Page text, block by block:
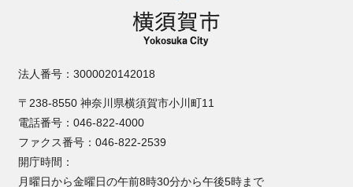
法人番号：3000020142018
〒238-8550 神奈川県横須賀市小川町11
電話番号：046-822-4000
ファクス番号：046-822-2539
開庁時間：
月曜日から金曜日の午前8時30分から午後5時まで